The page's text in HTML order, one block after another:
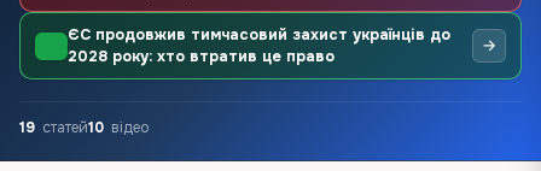
ЄС продовжив тимчасовий захист українців до
2028 року: хто втратив це право
→
19 статей10 відео